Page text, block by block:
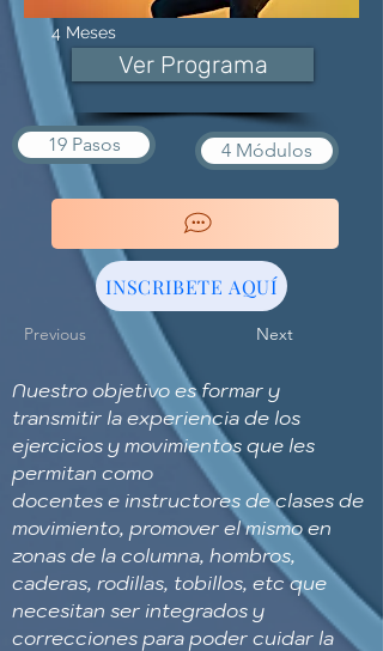
4 Meses
Ver Programa
19 Pasos 4 Módulos
INSCRIBETE AQUÍ
Previous Next
Nuestro objetivo es formar y
transmitir la experiencia de los
ejercicios y movimientos que les
permitan como
docentes e instructores de clases de
movimiento, promover el mismo en
zonas de la columna, hombros,
caderas, rodillas, tobillos, etc que
necesitan ser integrados y
correcciones para poder cuidar la